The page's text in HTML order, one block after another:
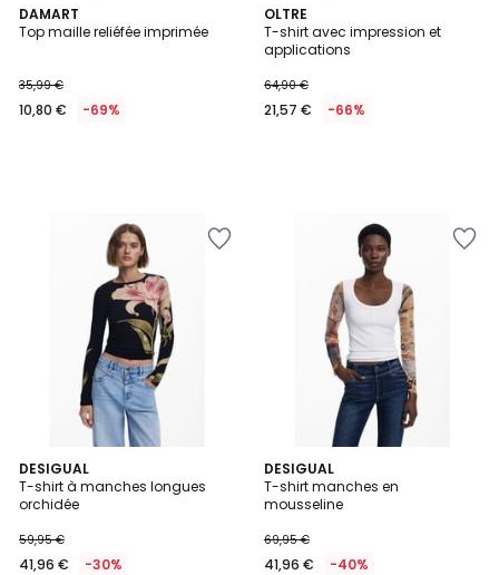
DAMART
Top maille reliéfée imprimée
35,99 €
10,80 € -69%
OLTRE
T-shirt avec impression et
applications
64,90 €
21,57 € -66%
DESIGUAL
T-shirt à manches longues
orchidée
59,95 €
41,96 € -30%
DESIGUAL
T-shirt manches en
mousseline
69,95 €
41,96 € -40%